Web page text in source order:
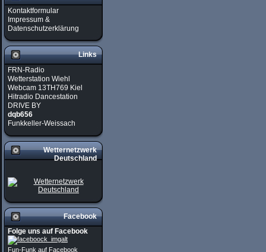
Kontaktformular
Impressum &
Datenschutzerklärung
Links
FRN-Radio
Wetterstation Wiehl
Webcam 13TH769 Kiel
Hitradio Dancestation
DRIVE BY
dqb656
Funkkeller-Weissach
Wetternetzwerk
Deutschland
Facebook
Folge uns auf Facebook
Fun-Funk auf Facebook